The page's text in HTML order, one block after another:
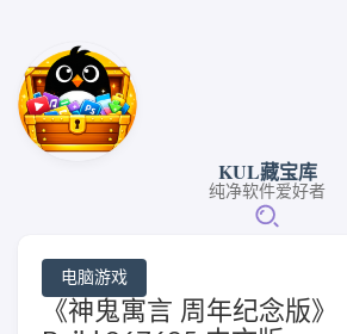
KUL藏宝库
纯净软件爱好者
电脑游戏
《神鬼寓言 周年纪念版》